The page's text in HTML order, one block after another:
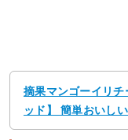
摘果マンゴーイリ
ッド】 簡単おいし